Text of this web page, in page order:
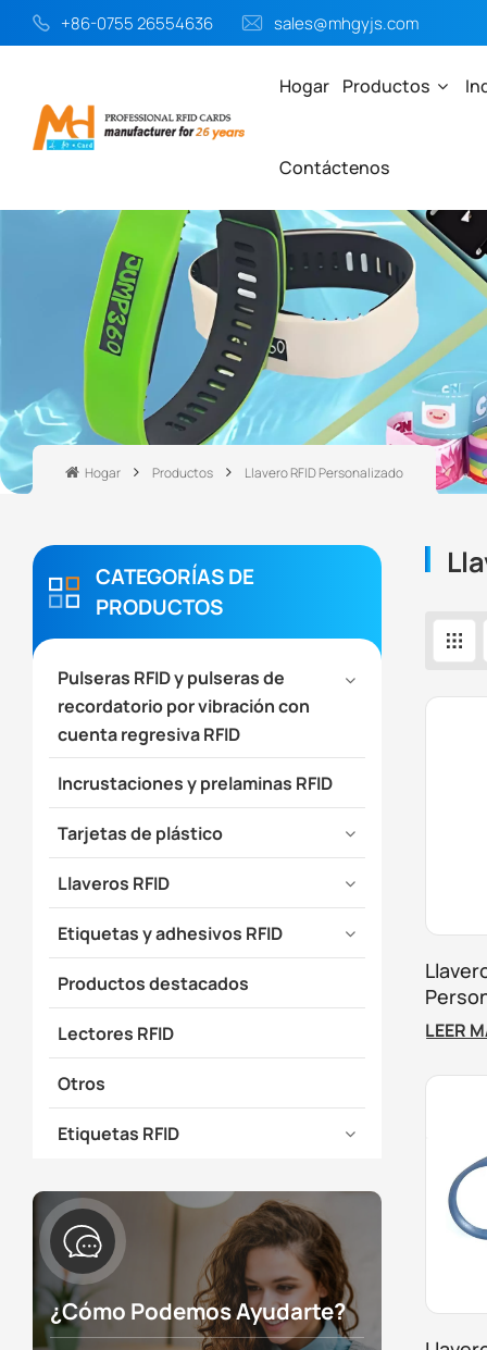
+86-0755 26554636 sales@mhgyjs.com
Hogar Productos
Contáctenos
Hogar Productos Llavero RFID Personalizado
CATEGORÍAS DE
PRODUCTOS
Pulseras RFID y pulseras de
recordatorio por vibración con
cuenta regresiva RFID
Incrustaciones y prelaminas RFID
Tarjetas de plástico
Llaveros RFID
Etiquetas y adhesivos RFID
Productos destacados
Lectores RFID
Otros
Etiquetas RFID
¿Cómo Podemos Ayudarte?
LEER